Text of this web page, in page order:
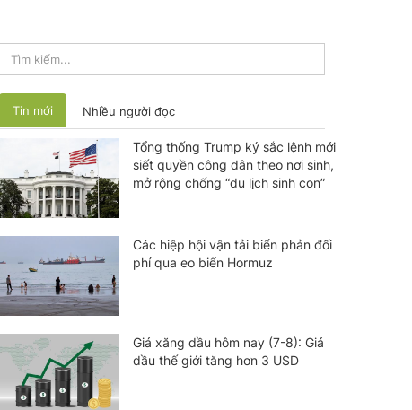
Tin mới Nhiều người đọc
Tổng thống Trump ký sắc lệnh mới
siết quyền công dân theo nơi sinh,
mở rộng chống “du lịch sinh con”
Các hiệp hội vận tải biển phản đối
phí qua eo biển Hormuz
Giá xăng dầu hôm nay (7-8): Giá
dầu thế giới tăng hơn 3 USD